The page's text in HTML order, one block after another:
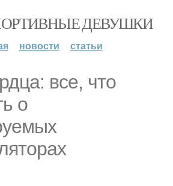
ДЕВУШКИ
новости статьи
все, что
о